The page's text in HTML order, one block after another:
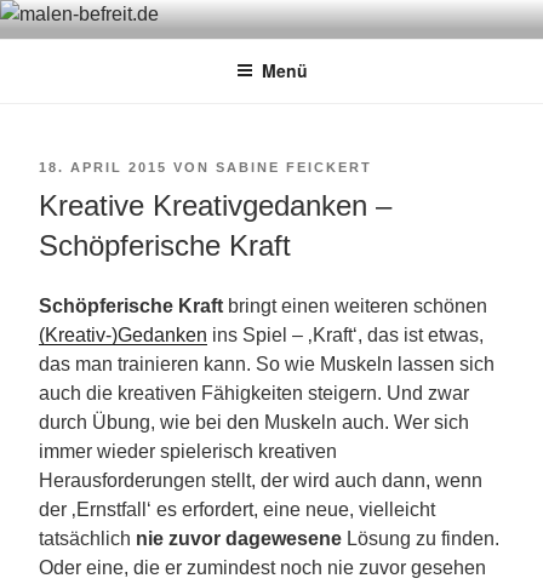
Zum
InhaltMALEN-BEFREIT.DE
Menü
VERÖFFENTLICHT
AM
18. APRIL 2015 VON SABINE FEICKERT
Kreative Kreativgedanken –
Schöpferische Kraft
Schöpferische Kraft bringt einen weiteren schönen
(Kreativ-)Gedanken ins Spiel – ‚Kraft‘, das ist etwas,
das man trainieren kann. So wie Muskeln lassen sich
auch die kreativen Fähigkeiten steigern. Und zwar
durch Übung, wie bei den Muskeln auch. Wer sich
immer wieder spielerisch kreativen
Herausforderungen stellt, der wird auch dann, wenn
der ‚Ernstfall‘ es erfordert, eine neue, vielleicht
tatsächlich nie zuvor dagewesene Lösung zu finden.
Oder eine, die er zumindest noch nie zuvor gesehen